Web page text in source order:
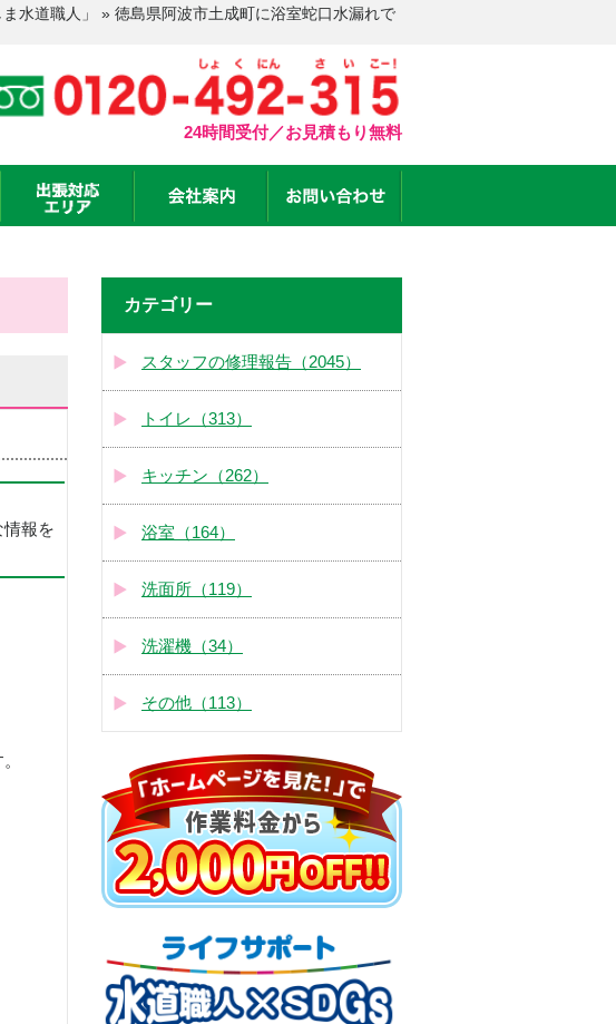
水道職人」 » 徳島県阿波市土成町に浴室蛇口水漏れで
24時間受付／お見積もり無料
報を
カテゴリー
スタッフの修理報告（2045）
トイレ（313）
キッチン（262）
浴室（164）
洗面所（119）
洗濯機（34）
その他（113）